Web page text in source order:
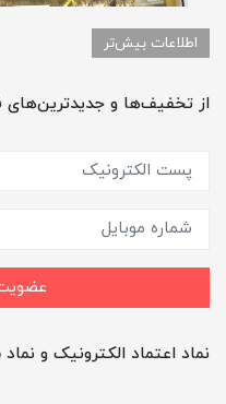
اطلاعات بیش‌تر
از تخفیف‌ها و جدیدترین‌های
نماد اعتماد الکترونیک و